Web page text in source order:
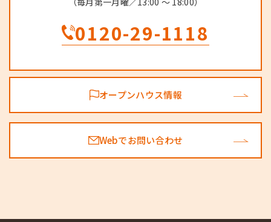
0120-29-1118
オープンハウス情報
Webでお問い合わせ